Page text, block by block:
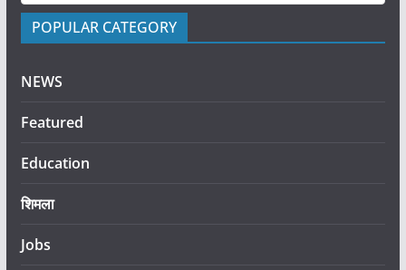
POPULAR CATEGORY
NEWS
Featured
Education
शिमला
Jobs